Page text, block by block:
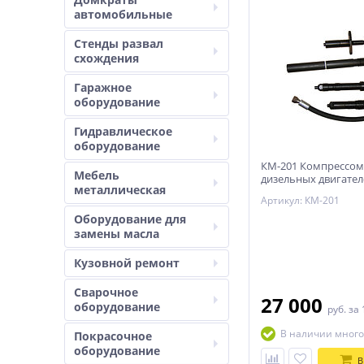
автомобильные
Стенды развал
схождения
Гаражное
оборудование
Гидравлическое
оборудование
Мебель
металлическая
Оборудование для
замены масла
Кузовной ремонт
Сварочное
оборудование
Покрасочное
оборудование
КМ-201
дизельных
Артикул: КМ-201
27 000 руб. за
В наличии много